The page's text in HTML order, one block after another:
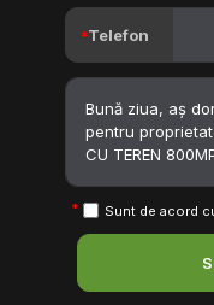
Telefon
Sunt de acord